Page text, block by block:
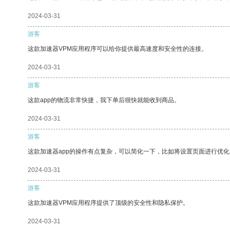
2024-03-31
游客
这款加速器VPM应用程序可以给你提供最高速度和安全性的连接。
2024-03-31
游客
这款app的物流非常快捷，我下单后很快就能收到商品。
2024-03-31
游客
这款加速器app的操作有点复杂，可以简化一下，比如将设置页面进行优
2024-03-31
游客
这款加速器VPM应用程序提供了顶级的安全性和隐私保护。
2024-03-31